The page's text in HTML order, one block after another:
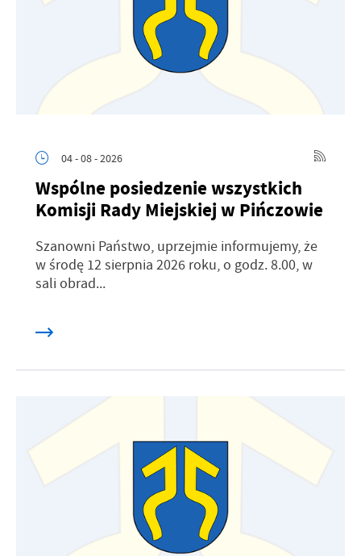
04 - 08 - 2026
Wspólne posiedzenie wszystkich
Komisji Rady Miejskiej w Pińczowie
Szanowni Państwo, uprzejmie informujemy, że
w środę 12 sierpnia 2026 roku, o godz. 8.00, w
sali obrad...